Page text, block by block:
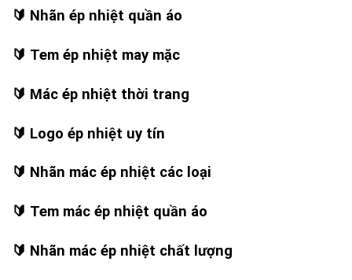
🔰 Nhãn ép nhiệt quần áo
🔰 Tem ép nhiệt may mặc
🔰 Mác ép nhiệt thời trang
🔰 Logo ép nhiệt uy tín
🔰 Nhãn mác ép nhiệt các loại
🔰 Tem mác ép nhiệt quần áo
🔰 Nhãn mác ép nhiệt chất lượng